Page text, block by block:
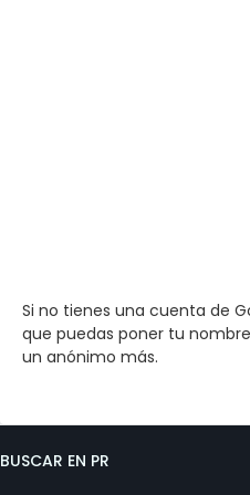
Si no tienes una cuenta de
que puedas poner tu
un anónimo más.
BUSCAR EN PR